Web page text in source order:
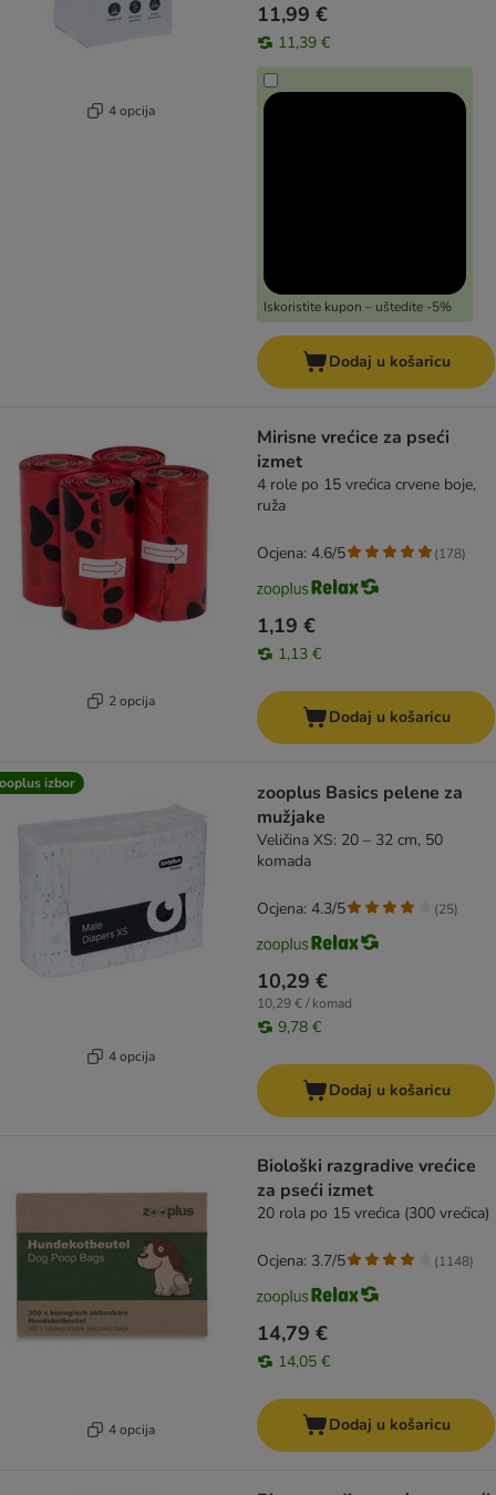
4 opcija
11,99 €
11,39 €
Iskoristite kupon – uštedite -5%
Dodaj u košaricu
2 opcija
Mirisne vrećice za pseći
izmet
4 role po 15 vrećica crvene boje,
ruža
1,19 €
1,13 €
Ocjena: 4.6/5 (178)
Dodaj u košaricu
izbor
4 opcija
zooplus Basics pelene za
mužjake
Veličina XS: 20 – 32 cm, 50
komada
10,29 €
10,29 € / komad
9,78 €
Ocjena: 4.3/5 (25)
Dodaj u košaricu
4 opcija
Biološki razgradive vrećice
za pseći izmet
20 rola po 15 vrećica (300 vrećica)
14,79 €
14,05 €
Ocjena: 3.7/5 (1148)
Dodaj u košaricu